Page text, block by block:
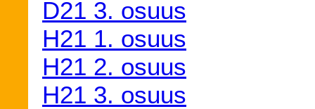
D21 3. osuus
H21 1. osuus
H21 2. osuus
H21 3. osuus